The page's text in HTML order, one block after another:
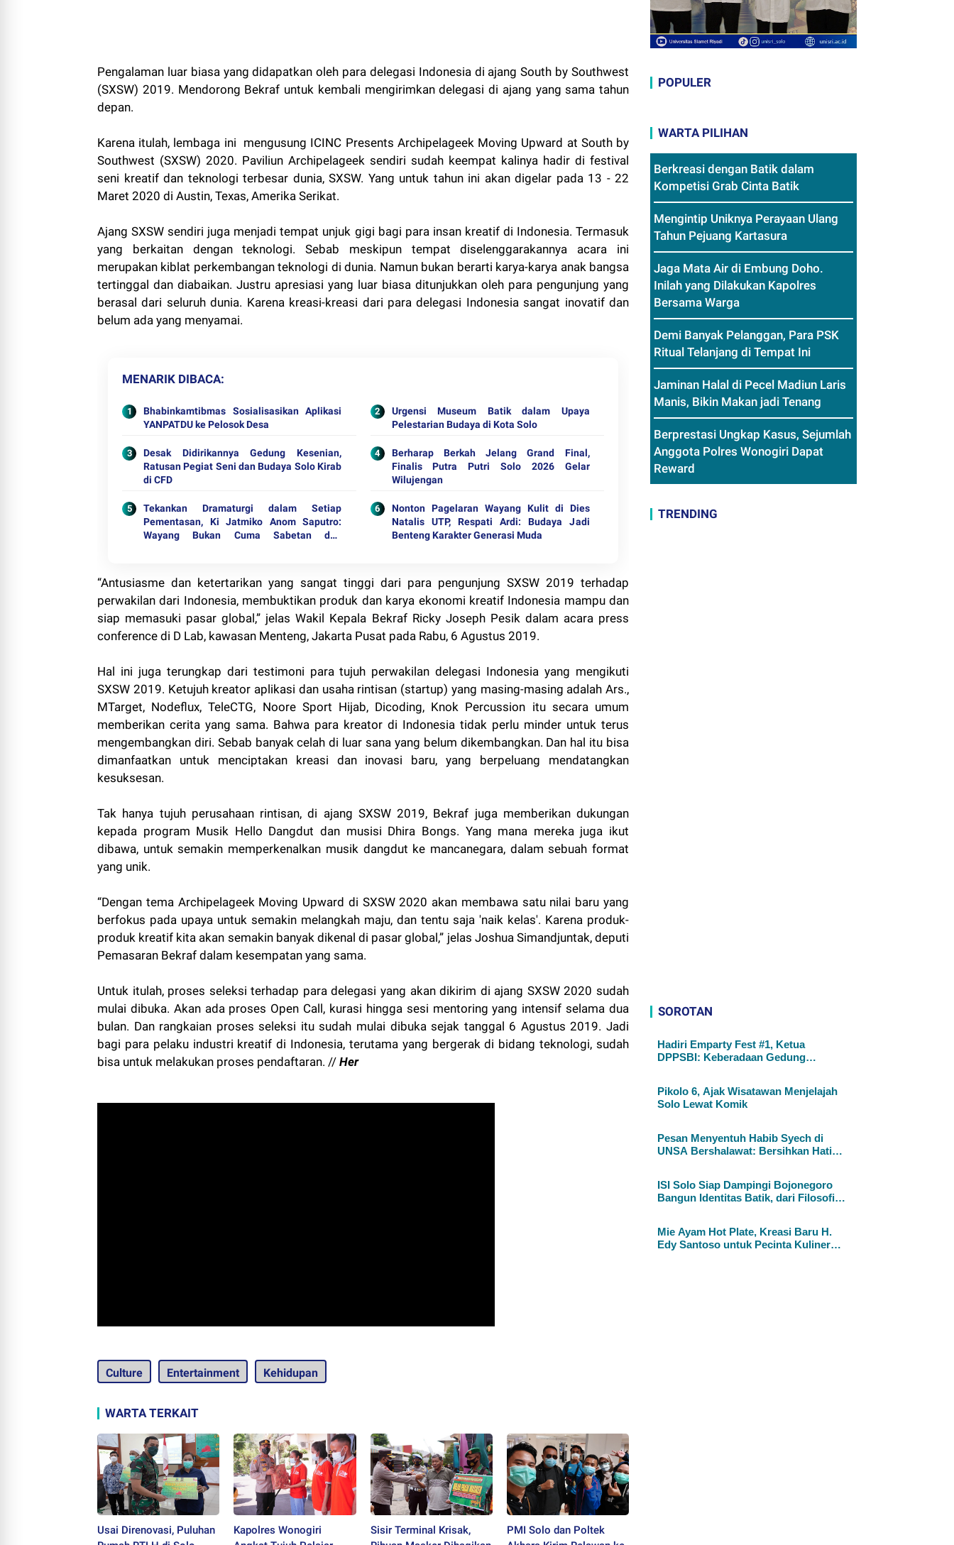
Pengalaman luar biasa yang didapatkan oleh para delegasi Indonesia di ajang South by Southwest
(SXSW) 2019. Mendorong Bekraf untuk kembali mengirimkan delegasi di ajang yang sama tahun
depan.
Karena itulah, lembaga ini mengusung ICINC Presents Archipelageek Moving Upward at South by
Southwest (SXSW) 2020. Paviliun Archipelageek sendiri sudah keempat kalinya hadir di festival
seni kreatif dan teknologi terbesar dunia, SXSW. Yang untuk tahun ini akan digelar pada 13 - 22
Maret 2020 di Austin, Texas, Amerika Serikat.
Ajang SXSW sendiri juga menjadi tempat unjuk gigi bagi para insan kreatif di Indonesia. Termasuk
yang berkaitan dengan teknologi. Sebab meskipun tempat diselenggarakannya acara ini
merupakan kiblat perkembangan teknologi di dunia. Namun bukan berarti karya-karya anak bangsa
tertinggal dan diabaikan. Justru apresiasi yang luar biasa ditunjukkan oleh para pengunjung yang
berasal dari seluruh dunia. Karena kreasi-kreasi dari para delegasi Indonesia sangat inovatif dan
belum ada yang menyamai.
MENARIK DIBACA
Bhabinkamtibmas Sosialisasikan Aplikasi
YANPATDU ke Pelosok Desa
Urgensi Museum Batik dalam Upaya
Pelestarian Budaya di Kota Solo
Desak Didirikannya Gedung Kesenian,
Ratusan Pegiat Seni dan Budaya Solo Kirab
di CFD
Berharap Berkah Jelang Grand Final,
Finalis Putra Putri Solo 2026 Gelar
Wilujengan
Tekankan Dramaturgi dalam Setiap
Pementasan, Ki Jatmiko Anom Saputro:
Wayang Bukan Cuma Sabetan dan
Nonton Pagelaran Wayang Kulit di Dies
Natalis UTP, Respati Ardi: Budaya Jadi
Benteng Karakter Generasi Muda
“Antusiasme dan ketertarikan yang sangat tinggi dari para pengunjung SXSW 2019 terhadap
perwakilan dari Indonesia, membuktikan produk dan karya ekonomi kreatif Indonesia mampu dan
siap memasuki pasar global,” jelas Wakil Kepala Bekraf Ricky Joseph Pesik dalam acara press
conference di D Lab, kawasan Menteng, Jakarta Pusat pada Rabu, 6 Agustus 2019.
Hal ini juga terungkap dari testimoni para tujuh perwakilan delegasi Indonesia yang mengikuti
SXSW 2019. Ketujuh kreator aplikasi dan usaha rintisan (startup) yang masing-masing adalah Ars.,
MTarget, Nodeflux, TeleCTG, Noore Sport Hijab, Dicoding, Knok Percussion itu secara umum
memberikan cerita yang sama. Bahwa para kreator di Indonesia tidak perlu minder untuk terus
mengembangkan diri. Sebab banyak celah di luar sana yang belum dikembangkan. Dan hal itu bisa
dimanfaatkan untuk menciptakan kreasi dan inovasi baru, yang berpeluang mendatangkan
kesuksesan.
Tak hanya tujuh perusahaan rintisan, di ajang SXSW 2019, Bekraf juga memberikan dukungan
kepada program Musik Hello Dangdut dan musisi Dhira Bongs. Yang mana mereka juga ikut
dibawa, untuk semakin memperkenalkan musik dangdut ke mancanegara, dalam sebuah format
yang unik.
“Dengan tema Archipelageek Moving Upward di SXSW 2020 akan membawa satu nilai baru yang
berfokus pada upaya untuk semakin melangkah maju, dan tentu saja 'naik kelas'. Karena produk-
produk kreatif kita akan semakin banyak dikenal di pasar global,” jelas Joshua Simandjuntak, deputi
Pemasaran Bekraf dalam kesempatan yang sama.
Untuk itulah, proses seleksi terhadap para delegasi yang akan dikirim di ajang SXSW 2020 sudah
mulai dibuka. Akan ada proses Open Call, kurasi hingga sesi mentoring yang intensif selama dua
bulan. Dan rangkaian proses seleksi itu sudah mulai dibuka sejak tanggal 6 Agustus 2019. Jadi
bagi para pelaku industri kreatif di Indonesia, terutama yang bergerak di bidang teknologi, sudah
bisa untuk melakukan proses pendaftaran. // Her
Culture Entertainment Kehidupan
WARTA TERKAIT
Usai Direnovasi, Puluhan
Kapolres Wonogiri
Sisir Terminal Krisak,
PMI Solo dan Poltek
POPULER
WARTA PILIHAN
Berkreasi dengan Batik dalam
Kompetisi Grab Cinta Batik
Mengintip Uniknya Perayaan Ulang
Tahun Pejuang Kartasura
Jaga Mata Air di Embung Doho.
Inilah yang Dilakukan Kapolres
Bersama Warga
Demi Banyak Pelanggan, Para PSK
Ritual Telanjang di Tempat Ini
Jaminan Halal di Pecel Madiun Laris
Manis, Bikin Makan jadi Tenang
Berprestasi Ungkap Kasus, Sejumlah
Anggota Polres Wonogiri Dapat
Reward
TRENDING
SOROTAN
Hadiri Emparty Fest #1, Ketua
DPPSBI: Keberadaan Gedung
Pikolo 6, Ajak Wisatawan Menjelajah
Solo Lewat Komik
Pesan Menyentuh Habib Syech di
UNSA Bershalawat: Bersihkan Hati
ISI Solo Siap Dampingi Bojonegoro
Bangun Identitas Batik, dari Filosofi
Mie Ayam Hot Plate, Kreasi Baru H.
Edy Santoso untuk Pecinta Kuliner